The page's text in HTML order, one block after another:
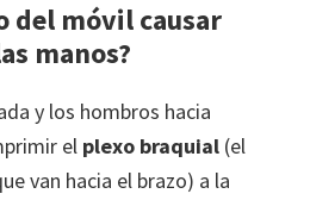
del móvil causar
manos?
y los hombros hacia
el plexo braquial (el
van hacia el brazo) a la